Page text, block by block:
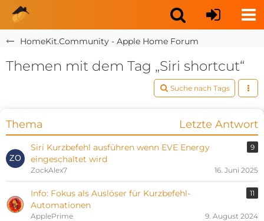
HomeKit.Community - Apple Home Forum
Themen mit dem Tag „Siri shortcut“
Suche nach Tags
Thema Letzte Antwort
Siri Kurzbefehl ausführen wenn EVE Energy
eingeschaltet wird
9
ZockAlex7 16. Juni 2025
Info: Fokus als Auslöser für Kurzbefehl-
Automationen
11
ApplePrime 9. August 2024